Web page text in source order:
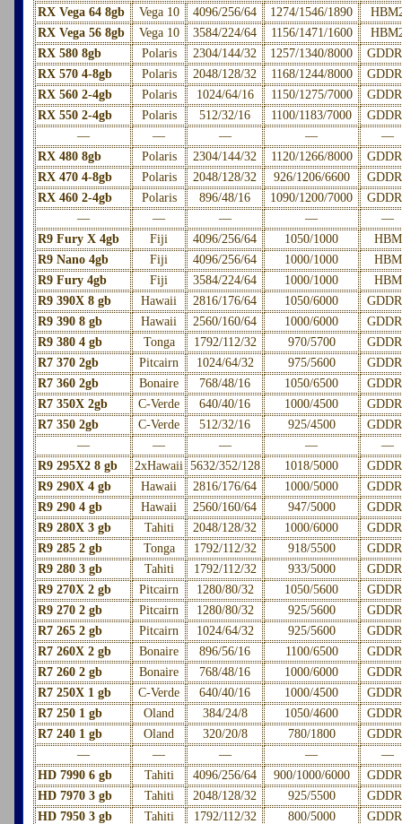
RX Vega 64 8gb
Vega 10 4096/256/64 1274/1546/1890
RX Vega 56 8gb
Vega 10 3584/224/64 1156/1471/1600
RX 580 8gb
Polaris 2304/144/32 1257/1340/8000
RX 570 4-8gb
Polaris 2048/128/32 1168/1244/8000
RX 560 2-4gb
Polaris 1024/64/16 1150/1275/7000
RX 550 2-4gb
Polaris 512/32/16 1100/1183/7000
—
— — —
—
RX 480 8gb
Polaris 2304/144/32 1120/1266/8000
RX 470 4-8gb
Polaris 2048/128/32 926/1206/6600
RX 460 2-4gb
Polaris 896/48/16 1090/1200/7000
—
— — —
—
R9 Fury X 4gb
Fiji 4096/256/64 1050/1000
HBM
R9 Nano 4gb
Fiji 4096/256/64 1000/1000
HBM
R9 Fury 4gb
Fiji 3584/224/64 1000/1000
HBM
R9 390X 8 gb
Hawaii 2816/176/64 1050/6000
R9 390 8 gb
Hawaii 2560/160/64 1000/6000
R9 380 4 gb
Tonga 1792/112/32 970/5700
R7 370 2gb
Pitcairn 1024/64/32 975/5600
R7 360 2gb
Bonaire 768/48/16 1050/6500
R7 350X 2gb
C-Verde 640/40/16 1000/4500
R7 350 2gb
C-Verde 512/32/16 925/4500
—
— — —
—
R9 295X2 8 gb
2xHawaii 5632/352/128 1018/5000
R9 290X 4 gb
Hawaii 2816/176/64 1000/5000
R9 290 4 gb
Hawaii 2560/160/64 947/5000
R9 280X 3 gb
Tahiti 2048/128/32 1000/6000
R9 285 2 gb
Tonga 1792/112/32 918/5500
R9 280 3 gb
Tahiti 1792/112/32 933/5000
R9 270X 2 gb
Pitcairn 1280/80/32 1050/5600
R9 270 2 gb
Pitcairn 1280/80/32 925/5600
R7 265 2 gb
Pitcairn 1024/64/32 925/5600
R7 260X 2 gb
Bonaire 896/56/16 1100/6500
R7 260 2 gb
Bonaire 768/48/16 1000/6000
R7 250X 1 gb
C-Verde 640/40/16 1000/4500
R7 250 1 gb
Oland 384/24/8 1050/4600
R7 240 1 gb
Oland 320/20/8 780/1800
—
— — —
—
HD 7990 6 gb
Tahiti 4096/256/64 900/1000/6000
HD 7970 3 gb
Tahiti 2048/128/32 925/5500
HD 7950 3 gb
Tahiti 1792/112/32 800/5000